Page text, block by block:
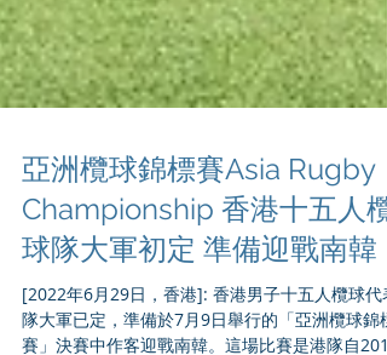
亞洲欖球錦標賽Asia Rugby
Championship 香港十五人欖
球隊大軍初定 準備迎戰南韓